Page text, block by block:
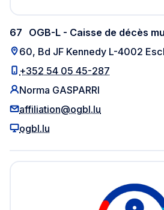
OGB-L - Caisse de décès
67
60, Bd JF Kennedy L-4002
+352 54 05 45-287
Norma GASPARRI
affiliation@ogbl.lu
ogbl.lu